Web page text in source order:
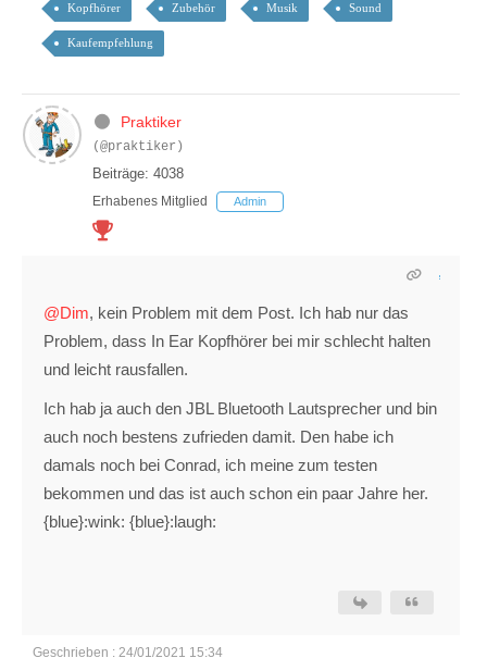
Kopfhörer Zubehör Musik Sound
Kaufempfehlung
Praktiker
(@praktiker)
Beiträge: 4038
Erhabenes Mitglied Admin
@Dim, kein Problem mit dem Post. Ich hab nur das
Problem, dass In Ear Kopfhörer bei mir schlecht halten
und leicht rausfallen.
Ich hab ja auch den JBL Bluetooth Lautsprecher und bin
auch noch bestens zufrieden damit. Den habe ich
damals noch bei Conrad, ich meine zum testen
bekommen und das ist auch schon ein paar Jahre her.
{blue}:wink: {blue}:laugh:
Geschrieben : 24/01/2021 15:34